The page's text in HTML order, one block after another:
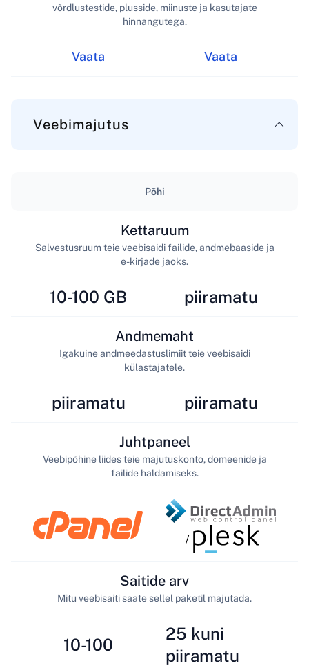
Vaata
võrdlustestide, plusside, miinuste ja kasutajate
hinnangutega.
Vaata
Veebimajutus
Põhi
10-100 GB
Kettaruum
Salvestusruum teie veebisaidi failide, andmebaaside ja
e-kirjade jaoks.
piiramatu
piiramatu
Andmemaht
Igakuine andmeedastuslimiit teie veebisaidi
külastajatele.
piiramatu
Juhtpaneel
Veebipõhine liides teie majutuskonto, domeenide ja
failide haldamiseks.
/
10-100
Saitide arv
Mitu veebisaiti saate sellel paketil majutada.
25 kuni
piiramatu